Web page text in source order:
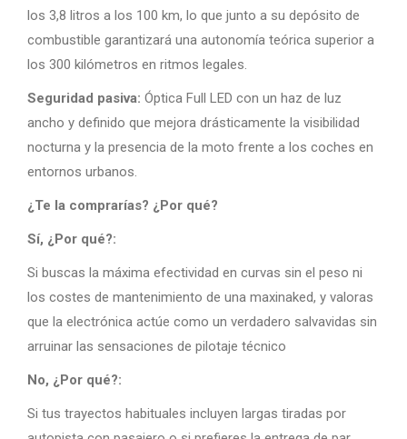
los 3,8 litros a los 100 km, lo que junto a su depósito de
combustible garantizará una autonomía teórica superior a
los 300 kilómetros en ritmos legales.
Seguridad pasiva: Óptica Full LED con un haz de luz
ancho y definido que mejora drásticamente la visibilidad
nocturna y la presencia de la moto frente a los coches en
entornos urbanos.
¿Te la comprarías? ¿Por qué?
Sí, ¿Por qué?:
Si buscas la máxima efectividad en curvas sin el peso ni
los costes de mantenimiento de una maxinaked, y valoras
que la electrónica actúe como un verdadero salvavidas sin
arruinar las sensaciones de pilotaje técnico
No, ¿Por qué?:
Si tus trayectos habituales incluyen largas tiradas por